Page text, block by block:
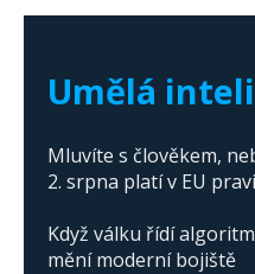
Umělá
Mluvíte s člověkem,
2. srpna platí v EU
Když válku řídí
mění moderní bojiště